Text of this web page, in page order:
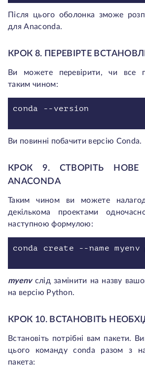
Після цього оболонка зможе
для Anaconda.
КРОК 8. ПЕРЕВІРТЕ
Ви можете перевірити, чи все
таким чином:
conda --version
Ви повинні побачити версію Conda.
КРОК 9. СТВОРІТЬ НОВЕ
ANACONDA
Таким чином ви можете
декількома проектами
наступною формулою:
conda create --name myenv
myenvслід замінити на назву
на версію Python.
КРОК 10. ВСТАНОВІТЬ
Встановіть потрібні вам пакети.
цього команду conda разом з
пакета: